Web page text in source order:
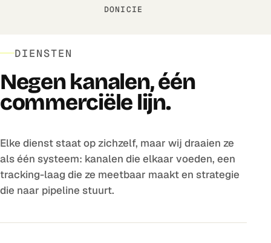
DONICIE
DIENSTEN
Negen kanalen, één
commerciële lijn.
Elke dienst staat op zichzelf, maar wij draaien ze
als één systeem: kanalen die elkaar voeden, een
tracking-laag die ze meetbaar maakt en strategie
die naar pipeline stuurt.